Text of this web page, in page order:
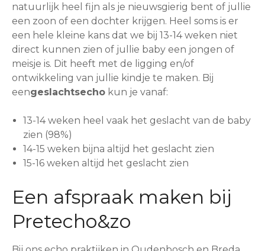
natuurlijk heel fijn als je nieuwsgierig bent of jullie
een zoon of een dochter krijgen. Heel soms is er
een hele kleine kans dat we bij 13-14 weken niet
direct kunnen zien of jullie baby een jongen of
meisje is. Dit heeft met de ligging en/of
ontwikkeling van jullie kindje te maken. Bij
eengeslachtsecho kun je vanaf:
13-14 weken heel vaak het geslacht van de baby
zien (98%)
14-15 weken bijna altijd het geslacht zien
15-16 weken altijd het geslacht zien
Een afspraak maken bij
Pretecho&zo